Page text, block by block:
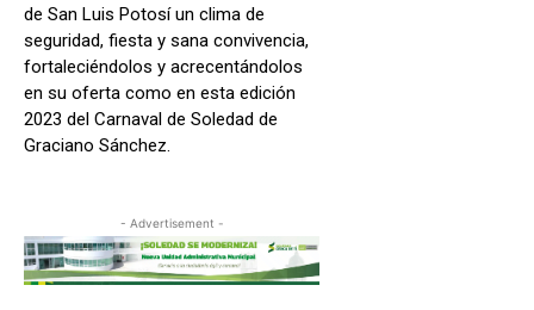
de San Luis Potosí un clima de
seguridad, fiesta y sana convivencia,
fortaleciéndolos y acrecentándolos
en su oferta como en esta edición
2023 del Carnaval de Soledad de
Graciano Sánchez.
- Advertisement -